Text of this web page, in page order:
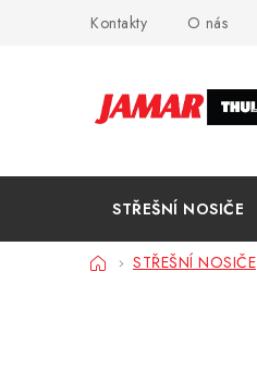
Kontakty O nás
STŘEŠNÍ NOSIČE
DomůSTŘEŠNÍ NOSIČE